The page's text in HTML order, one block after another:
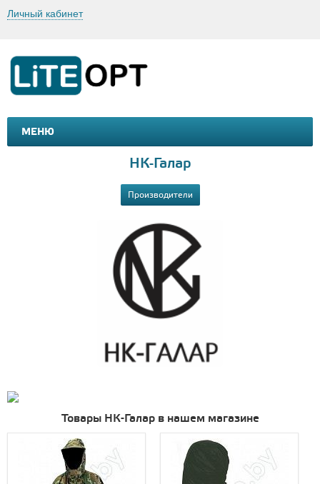
Личный кабинет
МЕНЮ
МАШИНКИ И МОТОЦИКЛЫ
НК-Галар
Производители
Товары НК-Галар в нашем магазине